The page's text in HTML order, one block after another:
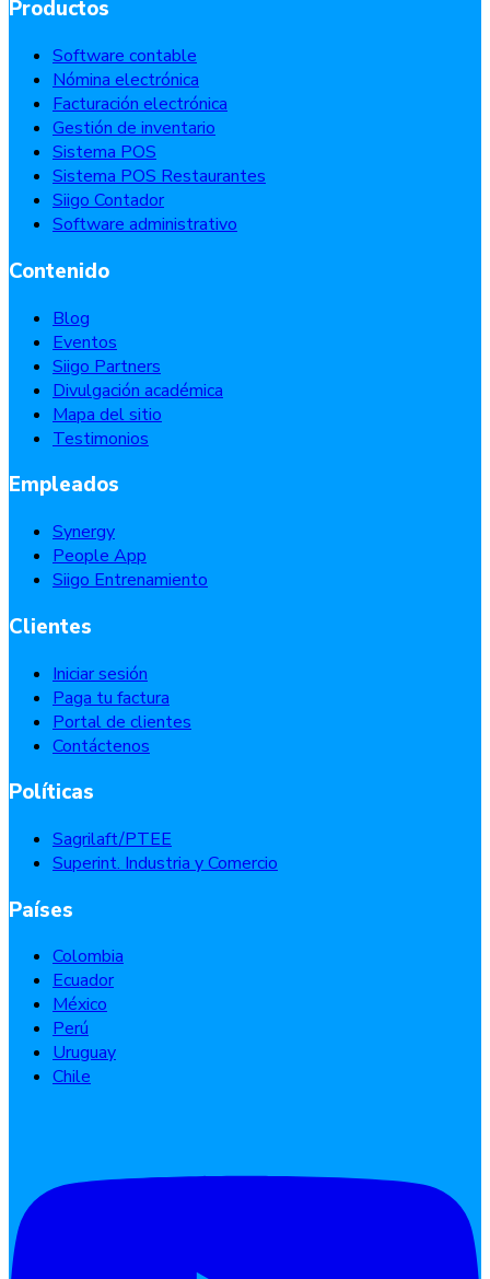
Productos
Software contable
Nómina electrónica
Facturación electrónica
Gestión de inventario
Sistema POS
Sistema POS Restaurantes
Siigo Contador
Software administrativo
Contenido
Blog
Eventos
Siigo Partners
Divulgación académica
Mapa del sitio
Testimonios
Empleados
Synergy
People App
Siigo Entrenamiento
Clientes
Iniciar sesión
Paga tu factura
Portal de clientes
Contáctenos
Políticas
Sagrilaft/PTEE
Superint. Industria y Comercio
Países
Colombia
Ecuador
México
Perú
Uruguay
Chile